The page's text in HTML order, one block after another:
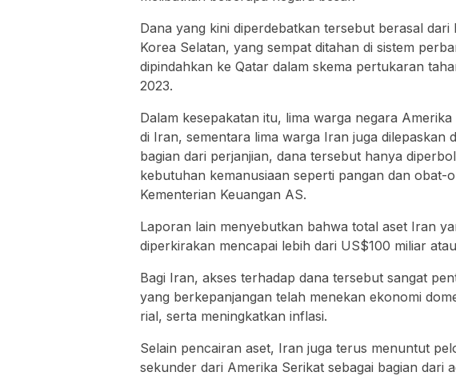
Dana yang kini diperdebatkan tersebut berasal
Korea Selatan, yang sempat ditahan di sistem
dipindahkan ke Qatar dalam skema pertukaran
2023.
Dalam kesepakatan itu, lima warga negara
di Iran, sementara lima warga Iran juga dilepaskan
bagian dari perjanjian, dana tersebut hanya
kebutuhan kemanusiaan seperti pangan dan obat-
Kementerian Keuangan AS.
Laporan lain menyebutkan bahwa total aset Iran
diperkirakan mencapai lebih dari US$100 miliar
Bagi Iran, akses terhadap dana tersebut sangat
yang berkepanjangan telah menekan ekonomi
rial, serta meningkatkan inflasi.
Selain pencairan aset, Iran juga terus menuntut
sekunder dari Amerika Serikat sebagai bagian dari